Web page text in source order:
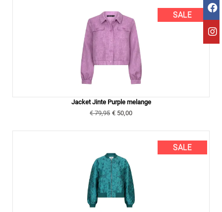
SALE
Jacket Jinte Purple melange
€ 79,95 € 50,00
SALE